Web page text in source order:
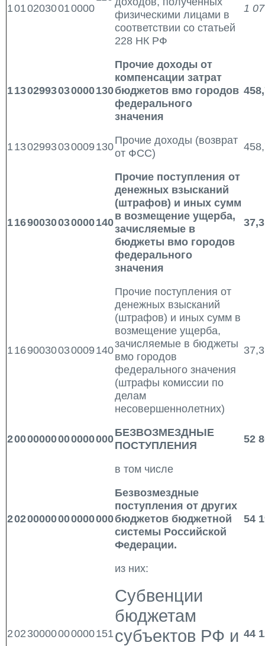
10102030010000
физическими лицами в
соответствии со статьей
228 НК РФ
1
11302993030000130
Прочие доходы от
компенсации затрат
бюджетов вмо городов
федерального
значения
1 1302993030009 130
Прочие доходы (возврат
от ФСС)
11690030030000140
Прочие поступления от
денежных взысканий
(штрафов) и иных сумм
в возмещение ущерба,
зачисляемые в
бюджеты вмо городов
федерального
значения
37,3
1 1690030030009 140
Прочие поступления от
денежных взысканий
(штрафов) и иных сумм в
возмещение ущерба,
зачисляемые в бюджеты
вмо городов
федерального значения
(штрафы комиссии по
делам
несовершеннолетних)
37,3
20000000000000000
БЕЗВОЗМЕЗДНЫЕ
ПОСТУПЛЕНИЯ
52
в том числе
20200000000000000
Безвозмездные
поступления от других
бюджетов бюджетной
системы Российской
Федерации.
54
из них:
202 30000000000151
Субвенции
бюджетам
субъектов РФ и 44